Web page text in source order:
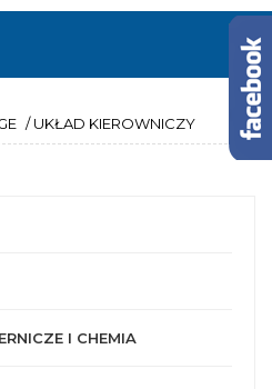
/ UKŁAD KIEROWNICZY
I CHEMIA